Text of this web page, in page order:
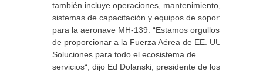
también incluye operaciones, mantenimiento,
sistemas de capacitación y equipos de soporte
para la aeronave MH-139. “Estamos orgullosos
de proporcionar a la Fuerza Aérea de EE. UU.
Soluciones para todo el ecosistema de
servicios“, dijo Ed Dolanski, presidente de los